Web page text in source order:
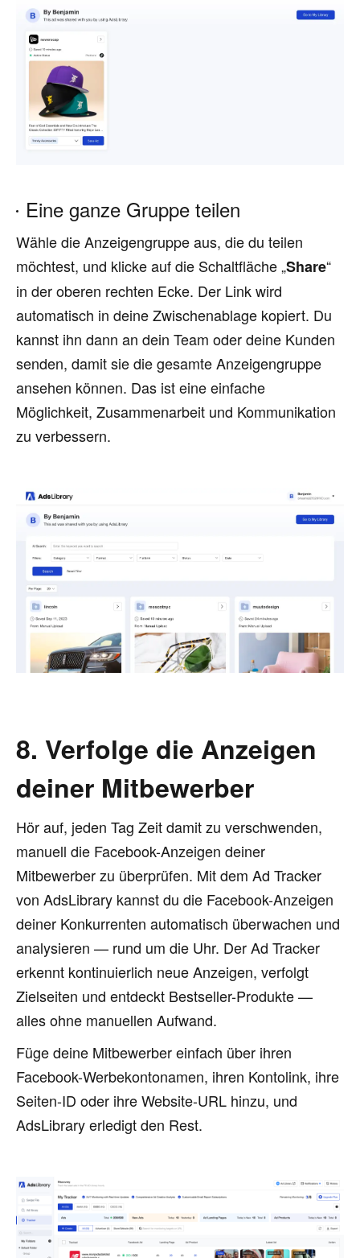
Eine ganze Gruppe teilen
Wähle die Anzeigengruppe aus, die du teilen
möchtest, und klicke auf die Schaltfläche „Share“
in der oberen rechten Ecke. Der Link wird
automatisch in deine Zwischenablage kopiert. Du
kannst ihn dann an dein Team oder deine Kunden
senden, damit sie die gesamte Anzeigengruppe
ansehen können. Das ist eine einfache
Möglichkeit, Zusammenarbeit und Kommunikation
zu verbessern.
8. Verfolge die Anzeigen
deiner Mitbewerber
Hör auf, jeden Tag Zeit damit zu verschwenden,
manuell die Facebook-Anzeigen deiner
Mitbewerber zu überprüfen. Mit dem Ad Tracker
von AdsLibrary kannst du die Facebook-Anzeigen
deiner Konkurrenten automatisch überwachen und
analysieren — rund um die Uhr. Der Ad Tracker
erkennt kontinuierlich neue Anzeigen, verfolgt
Zielseiten und entdeckt Bestseller-Produkte —
alles ohne manuellen Aufwand.
Füge deine Mitbewerber einfach über ihren
Facebook-Werbekontonamen, ihren Kontolink, ihre
Seiten-ID oder ihre Website-URL hinzu, und
AdsLibrary erledigt den Rest.